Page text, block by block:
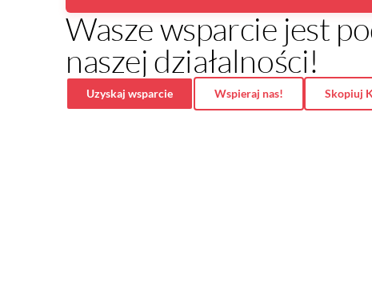
Wasze wsparcie jest
naszej działalności!
Uzyskaj wsparcie Wspieraj nas! Skopiuj